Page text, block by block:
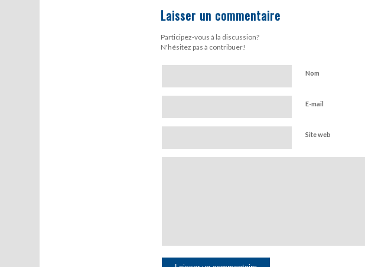
Laisser un commentaire
Participez-vous à la discussion?
N'hésitez pas à contribuer!
Nom
E-mail
Site web